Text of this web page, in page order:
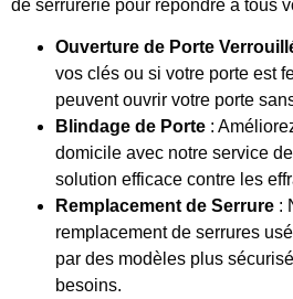
de serrurerie pour répondre à tous
Ouverture de Porte
vos clés ou si votre porte est
peuvent ouvrir votre porte
Blindage de Porte :
domicile avec notre service
solution efficace contre les
Remplacement de Serrure :
remplacement de serrures
par des modèles plus
besoins.